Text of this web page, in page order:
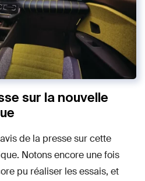
sur la nouvelle
de la presse sur cette
Notons encore une fois
pu réaliser les essais, et